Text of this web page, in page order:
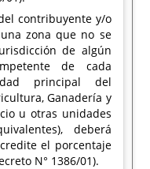
contribuyente y/o
zona que no se
de algún
de cada
principal del
Ganadería y
u otras unidades
deberá
el porcentaje
N° 1386/01).